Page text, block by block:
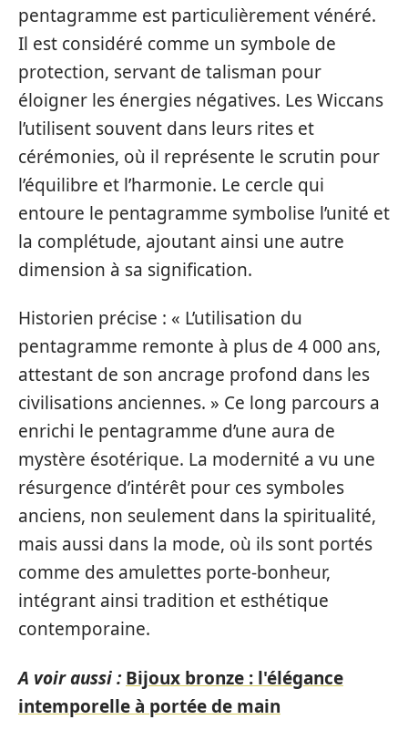
pentagramme est particulièrement vénéré.
Il est considéré comme un symbole de
protection, servant de talisman pour
éloigner les énergies négatives. Les Wiccans
l’utilisent souvent dans leurs rites et
cérémonies, où il représente le scrutin pour
l’équilibre et l’harmonie. Le cercle qui
entoure le pentagramme symbolise l’unité et
la complétude, ajoutant ainsi une autre
dimension à sa signification.
Historien précise : « L’utilisation du
pentagramme remonte à plus de 4 000 ans,
attestant de son ancrage profond dans les
civilisations anciennes. » Ce long parcours a
enrichi le pentagramme d’une aura de
mystère ésotérique. La modernité a vu une
résurgence d’intérêt pour ces symboles
anciens, non seulement dans la spiritualité,
mais aussi dans la mode, où ils sont portés
comme des amulettes porte-bonheur,
intégrant ainsi tradition et esthétique
contemporaine.
A voir aussi : Bijoux bronze : l'élégance
intemporelle à portée de main